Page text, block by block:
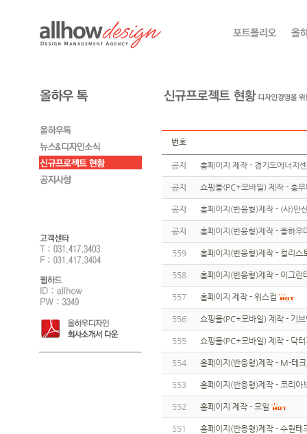
번호
공지 홈페이지 제작 - 경기도에너지
공지 쇼핑몰(PC+모바일) 제작 - 총
공지 홈페이지(반응형)제작 - (사)안
공지 홈페이지(반응형)제작 - 올하우
559 홈페이지(반응형)제작 - 컬리스
558 홈페이지(반응형)제작 - 이그린
557 홈페이지 제작 - 위스컴
556 쇼핑몰(PC+모바일) 제작 - 기
555 쇼핑몰(PC+모바일) 제작 - 닥
554 홈페이지(반응형)제작 - M-테크
553 홈페이지(반응형)제작 - 코리아
552 홈페이지 제작 - 모일
551 홈페이지(반응형)제작 - 수현테